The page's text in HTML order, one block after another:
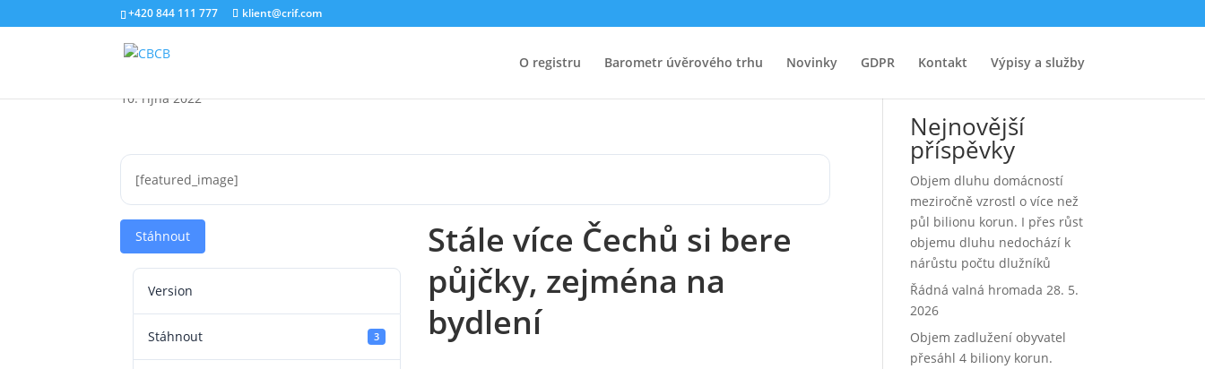
+420 844 111 777 klient@crif.com
O registru Barometr úvěrového trhu Novinky GDPR Kontakt Výpisy a služby
Stále více Čechů si bere půjčky, zejména na bydlení
10. října 2022
[featured_image]
Stáhnout
Version
Stáhnout 3
Stále více Čechů si bere
půjčky, zejména na
bydlení
Hledat
Nejnovější
příspěvky
Objem dluhu domácností
meziročně vzrostl o více než
půl bilionu korun. I přes růst
objemu dluhu nedochází k
nárůstu počtu dlužníků
Řádná valná hromada 28. 5.
2026
Objem zadlužení obyvatel
přesáhl 4 biliony korun.